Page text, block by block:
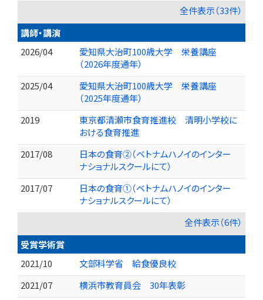
全件表示（33件）
講師・講演
2026/04
愛知県大治町100歳大学 栄養講座
（2026年度通年）
2025/04
愛知県大治町100歳大学 栄養講座
（2025年度通年）
2019
東京都清瀬市食育推進校 清明小学校に
おける食育推進
2017/08
日本の食育②（ベトナムハノイのインター
ナショナルスクールにて）
2017/07
日本の食育①（ベトナムハノイのインター
ナショナルスクールにて）
全件表示（6件）
受賞学術賞
2021/10
文部科学省 給食優良校
2021/07
横浜市教育員会 30年表彰